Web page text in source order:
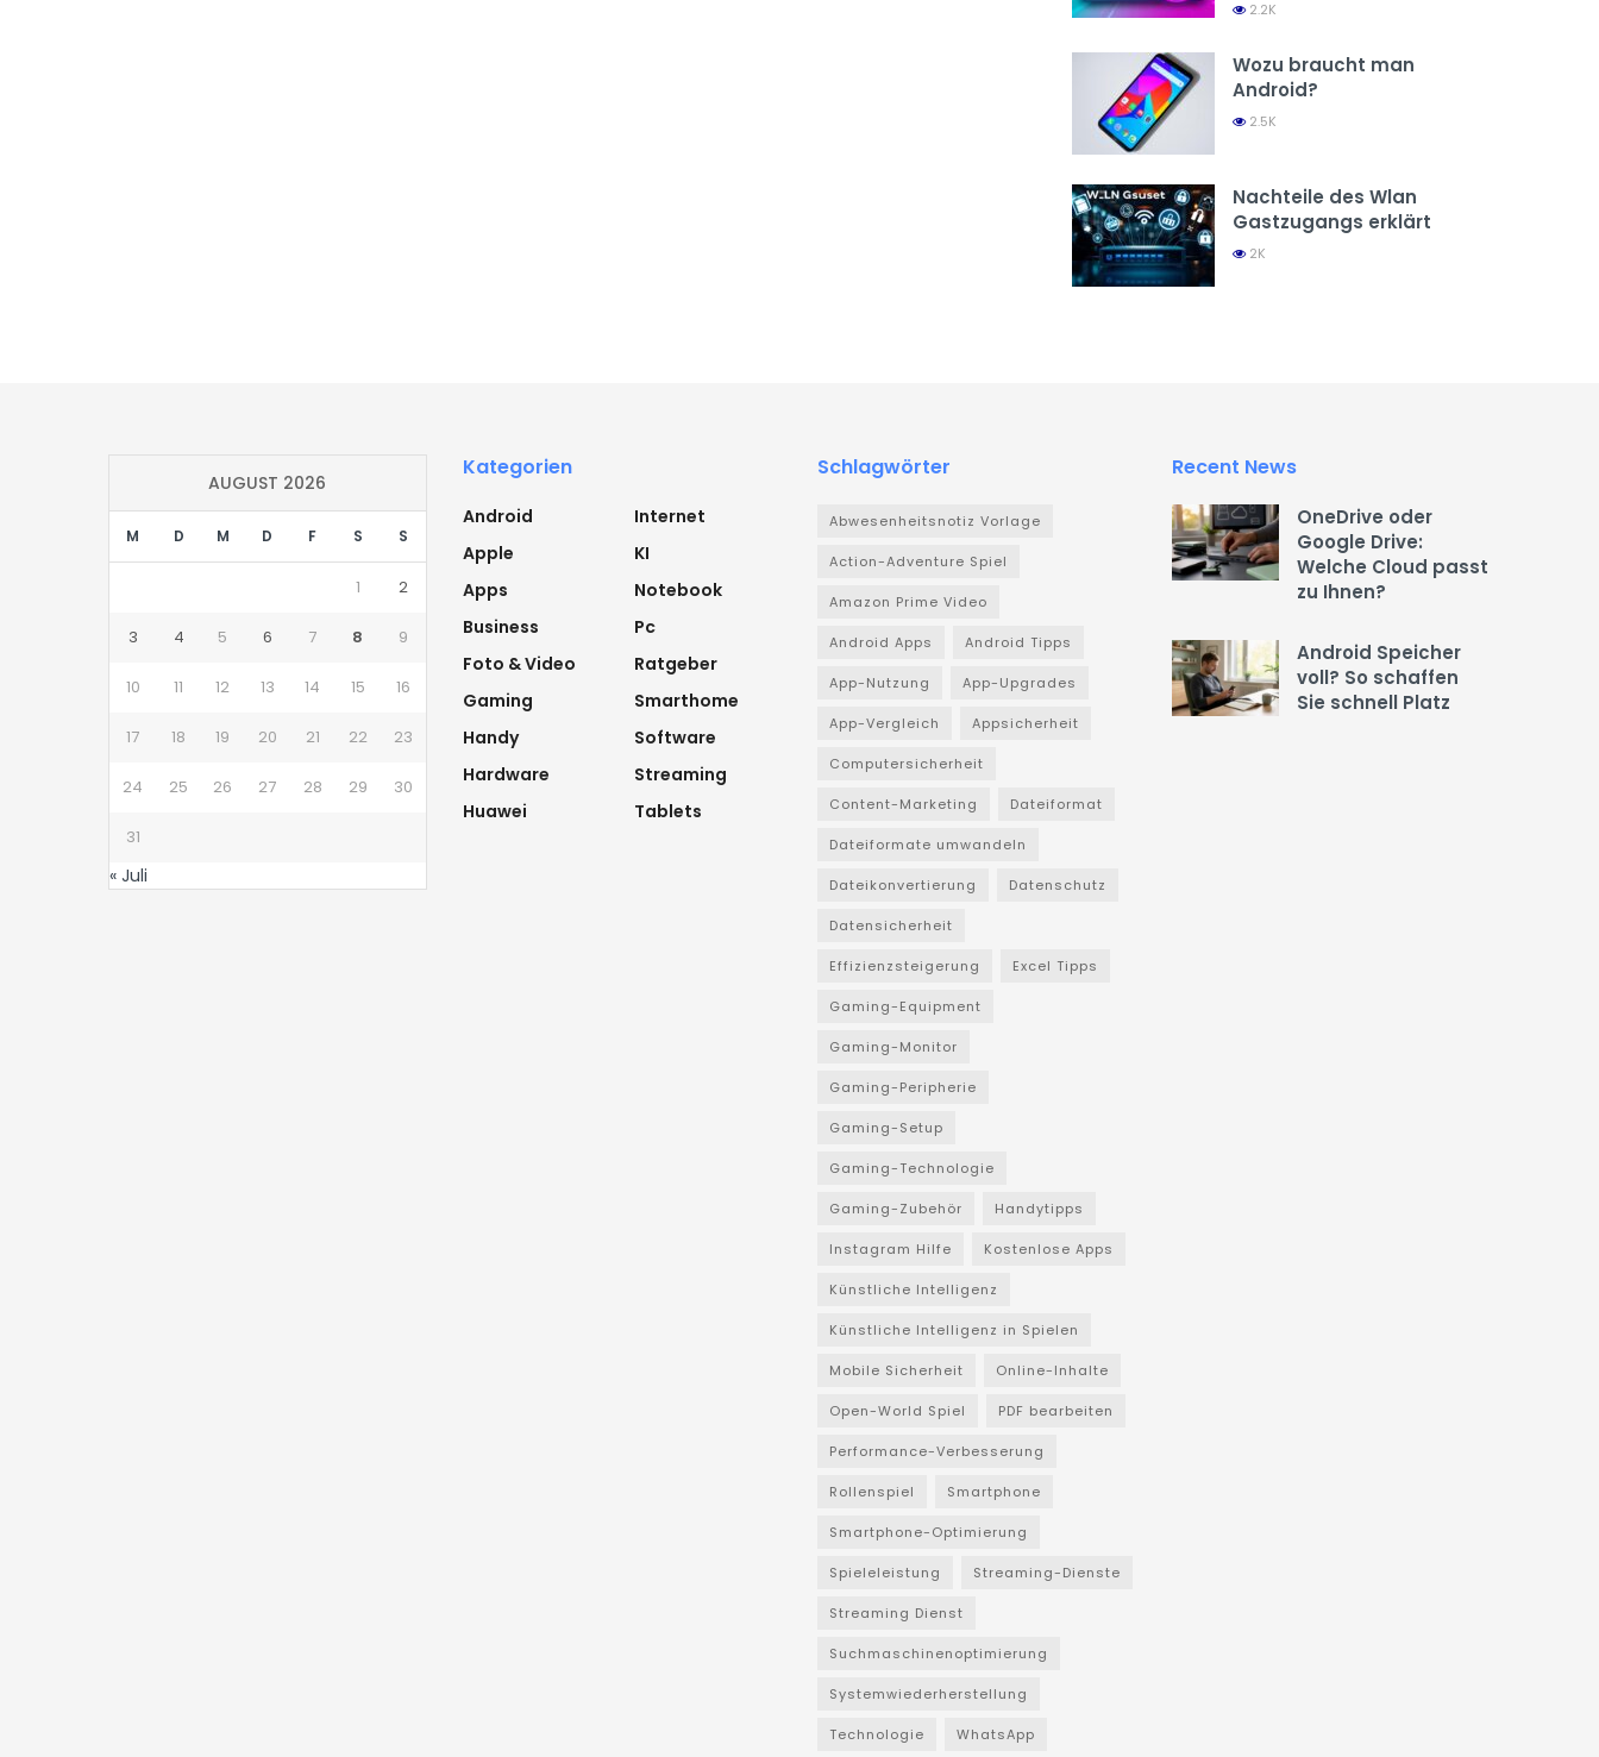
2.2K
Wozu braucht man
Android?
2.5K
Nachteile des Wlan
Gastzugangs erklärt
2K
AUGUST 2026
M D M D F S S
1 2
3 4 5 6 7 8 9
10 11 12 13 14 15 16
17 18 19 20 21 22 23
24 25 26 27 28 29 30
31
« Juli
Kategorien
Android
Apple
Apps
Business
Foto & Video
Gaming
Handy
Hardware
Huawei
Internet
KI
Notebook
Pc
Ratgeber
Smarthome
Software
Streaming
Tablets
Schlagwörter
Abwesenheitsnotiz Vorlage
Action-Adventure Spiel
Amazon Prime Video
Android Apps Android Tipps
App-Nutzung App-Upgrades
App-Vergleich Appsicherheit
Computersicherheit
Content-Marketing Dateiformat
Dateiformate umwandeln
Dateikonvertierung Datenschutz
Datensicherheit
Effizienzsteigerung Excel Tipps
Gaming-Equipment
Gaming-Monitor
Gaming-Peripherie
Gaming-Setup
Gaming-Technologie
Gaming-Zubehör Handytipps
Instagram Hilfe Kostenlose Apps
Künstliche Intelligenz
Künstliche Intelligenz in Spielen
Mobile Sicherheit Online-Inhalte
Open-World Spiel PDF bearbeiten
Performance-Verbesserung
Rollenspiel Smartphone
Smartphone-Optimierung
Spieleleistung Streaming-Dienste
Streaming Dienst
Suchmaschinenoptimierung
Systemwiederherstellung
Technologie WhatsApp
Recent News
OneDrive oder
Google Drive:
Welche Cloud passt
zu Ihnen?
Android Speicher
voll? So schaffen
Sie schnell Platz